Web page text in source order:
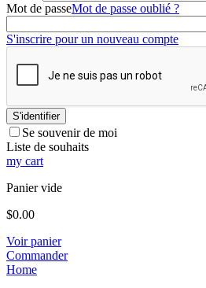
Mot de passeMot de passe oublié ?
S'inscrire pour un nouveau compte
S'identifier
Se souvenir de moi
Liste de souhaits
my cart
Panier vide
$0.00
Voir panier
Commander
Home